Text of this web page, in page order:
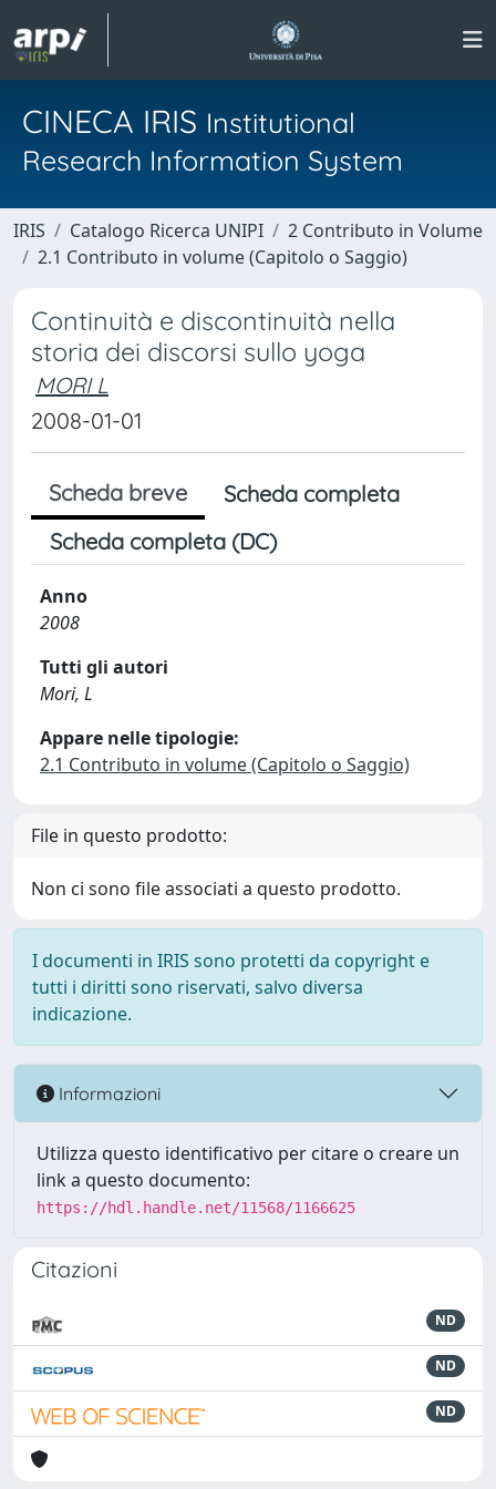
CINECA IRIS Institutional
Research Information System
IRIS Catalogo Ricerca UNIPI
2 Contributo in Volume
2.1 Contributo in volume (Capitolo o Saggio)
Continuità e discontinuità nella
storia dei discorsi sullo yoga
MORI L
2008-01-01
Scheda breve
Scheda completa
Scheda completa (DC)
Anno
2008
Tutti gli autori
Mori, L
Appare nelle tipologie:
2.1 Contributo in volume (Capitolo o Saggio)
File in questo prodotto:
Non ci sono file associati a questo prodotto.
I documenti in IRIS sono protetti da copyright e
tutti i diritti sono riservati, salvo diversa
indicazione.
Informazioni
Utilizza questo identificativo per citare o creare un
link a questo documento:
https://hdl.handle.net/11568/1166625
Citazioni
ND
ND
ND